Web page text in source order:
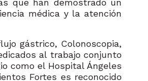
que han demostrado un
médica y la atención
gástrico, Colonoscopia,
al trabajo conjunto
como el Hospital Ángeles
Fortes es reconocido